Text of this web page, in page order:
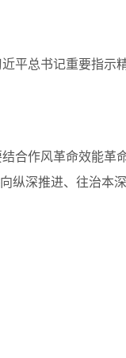
平总书记重要指示
合作风革命效能革
纵深推进、往治本